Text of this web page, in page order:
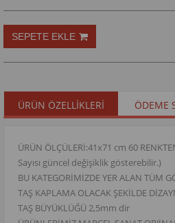
ÜRÜN ÖZELLIKLERI ÖDEME
ÜRÜN ÖLÇÜLERİ:41x71 cm 60
Sayısı güncel değişiklik gösterebilir.)
BU KATEGORİMİZDE YER ALAN TÜM
TAŞ KAPLAMA OLACAK ŞEKİLDE
TAŞ BÜYÜKLÜĞÜ 2,5mm dir